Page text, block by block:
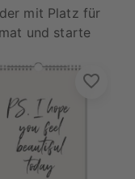
mit Platz für
und starte